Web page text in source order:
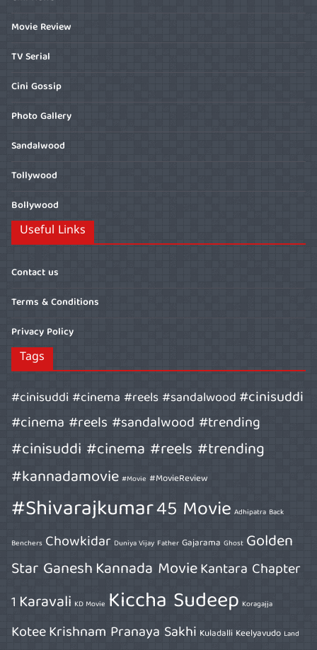
Movie Review
TV Serial
Cini Gossip
Photo Gallery
Sandalwood
Tollywood
Bollywood
Useful Links
Contact us
Terms & Conditions
Privacy Policy
Tags
#cinisuddi #cinema #reels #sandalwood#cinisuddi
#cinema #reels #sandalwood #trending
#cinisuddi #cinema #reels #trending
#kannadamovie #Movie #MovieReview
#Shivarajkumar45 Movie Adhipatra Back
Benchers Chowkidar Duniya Vijay Father Gajarama Ghost Golden
Star GaneshKannada MovieKantara Chapter
1 Karavali KD Movie Kiccha Sudeep Koragajja
KoteeKrishnam Pranaya Sakhi Kuladalli Keelyavudo Land